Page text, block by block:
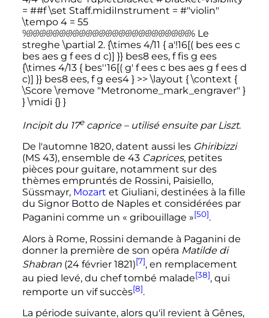
Incipit du 17e caprice– utilisé ensuite par Liszt.
De l'automne 1820, datent aussi les Ghiribizzi
(MS 43), ensemble de 43 Caprices, petites
pièces pour guitare, notamment sur des
thèmes empruntés de Rossini, Paisiello,
Süssmayr, Mozart et Giuliani, destinées à la fille
du Signor Botto de Naples et considérées par
Paganini comme un « gribouillage »[50].
Alors à Rome, Rossini demande à Paganini de
donner la première de son opéra Matilde di
Shabran(24 février 1821)[7], en remplacement
au pied levé, du chef tombé malade[38], qui
remporte un vif succès[8].
La période suivante, alors qu'il revient à Gênes,